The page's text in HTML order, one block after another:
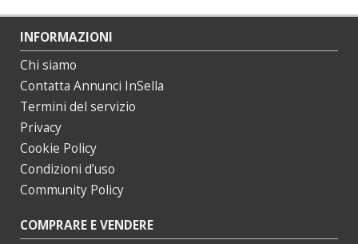
INFORMAZIONI
Chi siamo
Contatta Annunci InSella
Termini del servizio
Privacy
Cookie Policy
Condizioni d’uso
Community Policy
COMPRARE E VENDERE